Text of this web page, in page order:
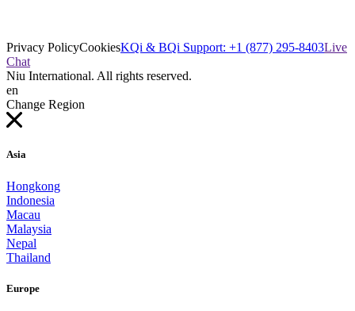
Privacy PolicyCookiesKQi & BQi Support: +1 (877) 295-8403Live
Chat
Niu International. All rights reserved.
en
Change Region
Asia
Hongkong
Indonesia
Macau
Malaysia
Nepal
Thailand
Europe